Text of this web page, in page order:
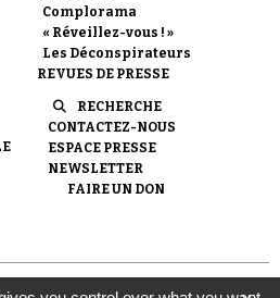
à Vera
Complorama
« Réveillez-vous ! »
Les Déconspirateurs
REVUES DE PRESSE
RECHERCHE
CONTACTEZ-NOUS
ESPACE PRESSE
NEWSLETTER
FAIRE UN DON
Watch | Une réalisation de